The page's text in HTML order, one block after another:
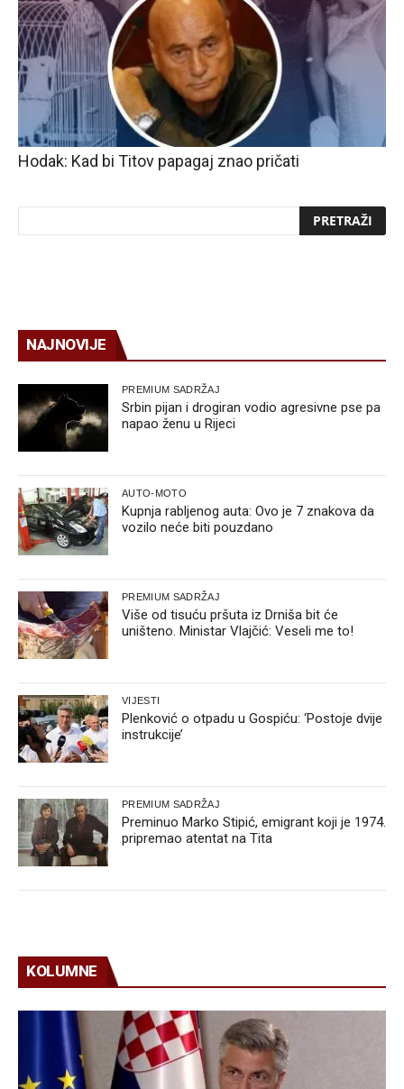
Hodak: Kad bi Titov papagaj znao pričati
NAJNOVIJE
PREMIUM SADRŽAJ
Srbin pijan i drogiran vodio agresivne pse pa
napao ženu u Rijeci
AUTO-MOTO
Kupnja rabljenog auta: Ovo je 7 znakova da
vozilo neće biti pouzdano
PREMIUM SADRŽAJ
Više od tisuću pršuta iz Drniša bit će
uništeno. Ministar Vlajčić: Veseli me to!
VIJESTI
Plenković o otpadu u Gospiću: ‘Postoje dvije
instrukcije’
PREMIUM SADRŽAJ
Preminuo Marko Stipić, emigrant koji je 1974.
pripremao atentat na Tita
KOLUMNE